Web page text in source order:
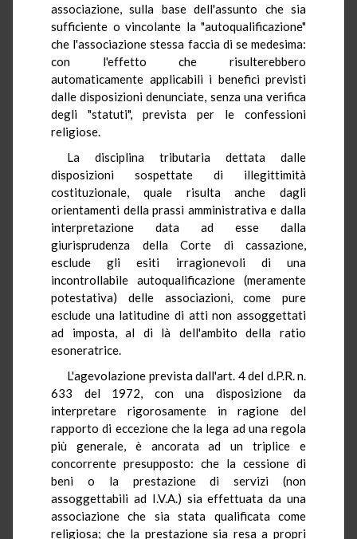
associazione, sulla base dell'assunto che sia
sufficiente o vincolante la "autoqualificazione"
che l'associazione stessa faccia di se medesima:
con l'effetto che risulterebbero
automaticamente applicabili i benefici previsti
dalle disposizioni denunciate, senza una verifica
degli "statuti", prevista per le confessioni
religiose.
La disciplina tributaria dettata dalle
disposizioni sospettate di illegittimità
costituzionale, quale risulta anche dagli
orientamenti della prassi amministrativa e dalla
interpretazione data ad esse dalla
giurisprudenza della Corte di cassazione,
esclude gli esiti irragionevoli di una
incontrollabile autoqualificazione (meramente
potestativa) delle associazioni, come pure
esclude una latitudine di atti non assoggettati
ad imposta, al di là dell'ambito della ratio
esoneratrice.
L'agevolazione prevista dall'art. 4 del d.P.R. n.
633 del 1972, con una disposizione da
interpretare rigorosamente in ragione del
rapporto di eccezione che la lega ad una regola
più generale, è ancorata ad un triplice e
concorrente presupposto: che la cessione di
beni o la prestazione di servizi (non
assoggettabili ad I.V.A.) sia effettuata da una
associazione che sia stata qualificata come
religiosa; che la prestazione sia resa a propri